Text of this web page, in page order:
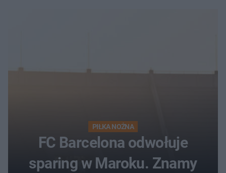
PIŁKA NOŻNA
FC Barcelona odwołuje
sparing w Maroku. Znamy